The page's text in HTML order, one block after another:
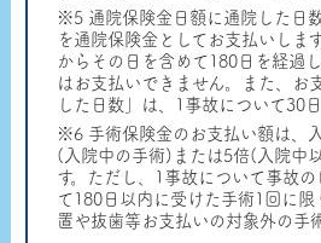
※5 通院保険金日額に通院した日
を通院保険金としてお支払いしま
からその日を含めて180日を経過
はお支払いできません。また、お
した日数」は、1事故について30日
※6 手術保険金のお支払い額は、
(入院中の手術)または5倍(入院中
す。ただし、1事故について事故
て180日以内に受けた手術1回に限
置や抜歯等お支払いの対象外の手